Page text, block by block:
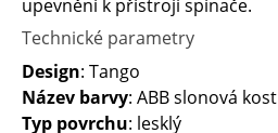
upevnění k přístroji spínače.
Technické parametry
Design: Tango
Název barvy: ABB slonová kost
Typ povrchu: lesklý